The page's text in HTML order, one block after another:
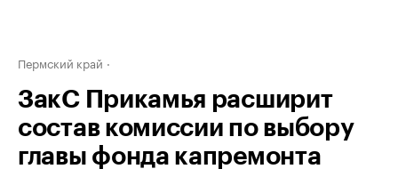
Пермский край
ЗакС Прикамья расширит
состав комиссии по выбору
главы фонда капремонта